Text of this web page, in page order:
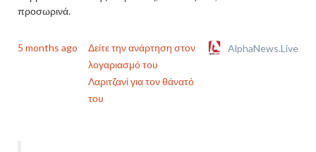
προσωρινά.
5 months ago
Δείτε την ανάρτηση στον
λογαριασμό του
Λαριτζανί για τον θάνατό
του
AlphaNews.Live